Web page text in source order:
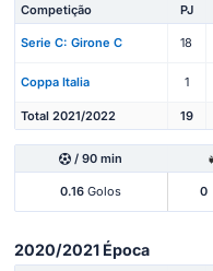
Competição PJ
Serie C: Girone C 18
Coppa Italia 1
Total 2021/2022 19
/ 90 min
0.16 Golos 0
2020/2021 Época